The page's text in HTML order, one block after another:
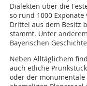
Dialekten über die
so rund 1000
Drittel aus dem Besitz
stammt. Unter
Bayerischen
Neben Alltäglichem
auch etliche
oder der